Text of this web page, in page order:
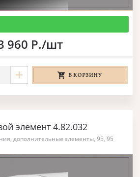
960 Р./шт
В КОРЗИНУ
элемент 4.82.032
дополнительные элементы, 95, 95